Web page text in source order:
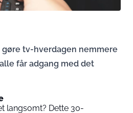
gøre tv-hverdagen nemmere
får adgang med det
langsomt? Dette 30-